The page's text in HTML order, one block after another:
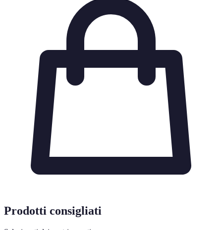
Prodotti consigliati